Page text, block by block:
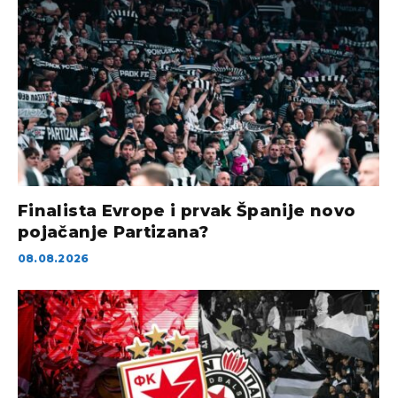
Finalista Evrope i prvak Španije novo
pojačanje Partizana?
08.08.2026